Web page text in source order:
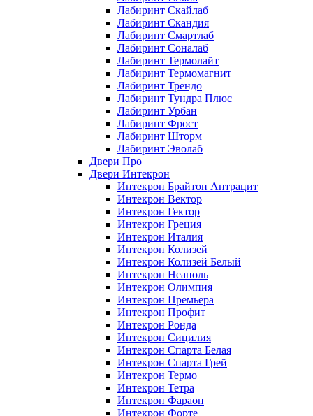
Лабиринт Скайлаб
Лабиринт Скандия
Лабиринт Смартлаб
Лабиринт Соналаб
Лабиринт Термолайт
Лабиринт Термомагнит
Лабиринт Трендо
Лабиринт Тундра Плюс
Лабиринт Урбан
Лабиринт Фрост
Лабиринт Шторм
Лабиринт Эволаб
Двери Про
Двери Интекрон
Интекрон Брайтон Антрацит
Интекрон Вектор
Интекрон Гектор
Интекрон Греция
Интекрон Италия
Интекрон Колизей
Интекрон Колизей Белый
Интекрон Неаполь
Интекрон Олимпия
Интекрон Премьера
Интекрон Профит
Интекрон Ронда
Интекрон Сицилия
Интекрон Спарта Белая
Интекрон Спарта Грей
Интекрон Термо
Интекрон Тетра
Интекрон Фараон
Интекрон Форте